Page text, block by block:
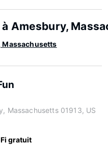
Amesbury,
Massachusetts
Massachusetts 01913, US
gratuit